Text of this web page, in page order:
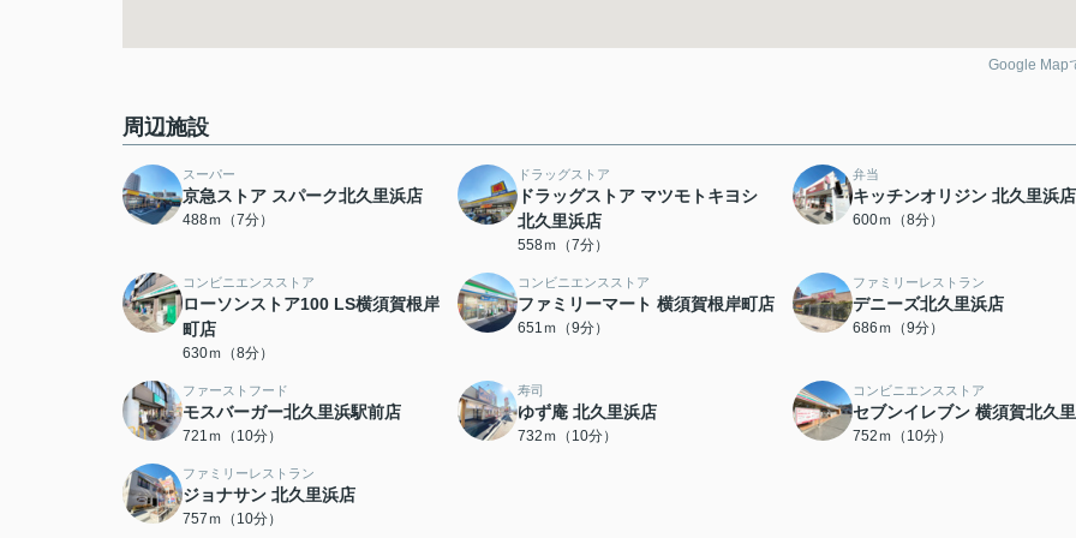
Google Map
周辺施設
スーパー
京急ストア スパーク北久里浜店
488ｍ（7分）
ドラッグストア
ドラッグストア マツモトキヨシ
北久里浜店
558ｍ（7分）
弁当
キッチンオリジン 北久里浜店
600ｍ（8分）
コンビニエンスストア
ローソンストア100 LS横須賀根岸
町店
630ｍ（8分）
コンビニエンスストア
ファミリーマート 横須賀根岸町店
651ｍ（9分）
ファミリーレストラン
デニーズ北久里浜店
686ｍ（9分）
ファーストフード
モスバーガー北久里浜駅前店
721ｍ（10分）
寿司
ゆず庵 北久里浜店
732ｍ（10分）
コンビニエンスストア
セブンイレブン 横須賀北久
752ｍ（10分）
ファミリーレストラン
ジョナサン 北久里浜店
757ｍ（10分）